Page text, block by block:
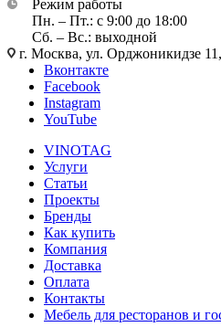
Режим работы
Пн. – Пт.: с 9:00 до 18:00
Сб. – Вс.: выходной
г. Москва, ул. Орджоникидзе
Вконтакте
Facebook
Instagram
YouTube
VINOTAG
Услуги
Статьи
Проекты
Бренды
Как купить
Компания
Доставка
Оплата
Контакты
Мебель для ресторанов и